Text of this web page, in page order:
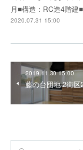
月■構造：RC造4階
2020.07.31 15:00
2019.11.30 15:00
藤の台団地 2街区